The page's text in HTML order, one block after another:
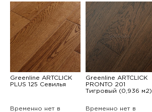
Greenline ARTCLICK
PLUS 125 Севилья
Временно нет в
Greenline ARTCLICK
PRONTO 201
Тигровый (0,936 м2)
Временно нет в